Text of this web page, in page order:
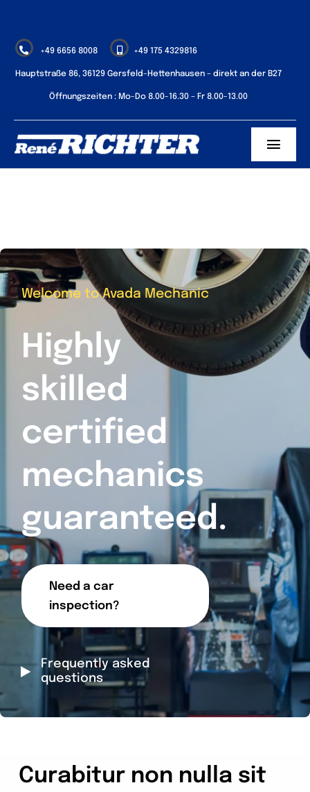
springen+49 6656 8008 +49 175 4329816
Hauptstraße 86, 36129 Gersfeld-Hettenhausen – direkt an der B27
Öffnungszeiten : Mo-Do 8.00-16.30 – Fr 8.00-13.00
Kontakt
Welcome to Avada Mechanic
Highly
skilled
certified
mechanics
guaranteed.
Need a car
inspection?
Frequently asked
questions
Curabitur non nulla sit